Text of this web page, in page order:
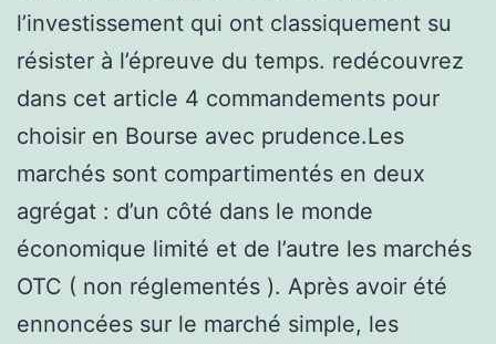
l’investissement qui ont classiquement su
résister à l’épreuve du temps. redécouvrez
dans cet article 4 commandements pour
choisir en Bourse avec prudence.Les
marchés sont compartimentés en deux
agrégat : d’un côté dans le monde
économique limité et de l’autre les marchés
OTC ( non réglementés ). Après avoir été
ennoncées sur le marché simple, les